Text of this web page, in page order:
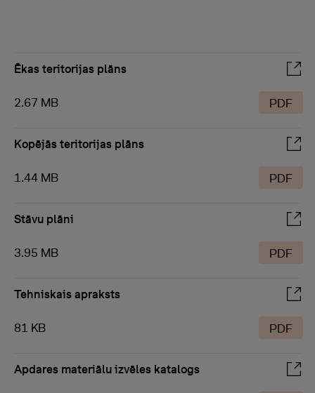
Ēkas teritorijas plāns
2.67 MB PDF
Kopējās teritorijas plāns
1.44 MB PDF
Stāvu plāni
3.95 MB PDF
Tehniskais apraksts
81 KB PDF
Apdares materiālu izvēles katalogs